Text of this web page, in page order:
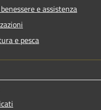
e assistenza
e pesca